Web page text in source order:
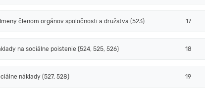
členom orgánov spoločnosti a družstva (523) 17
na sociálne poistenie (524, 525, 526) 18
náklady (527, 528) 19